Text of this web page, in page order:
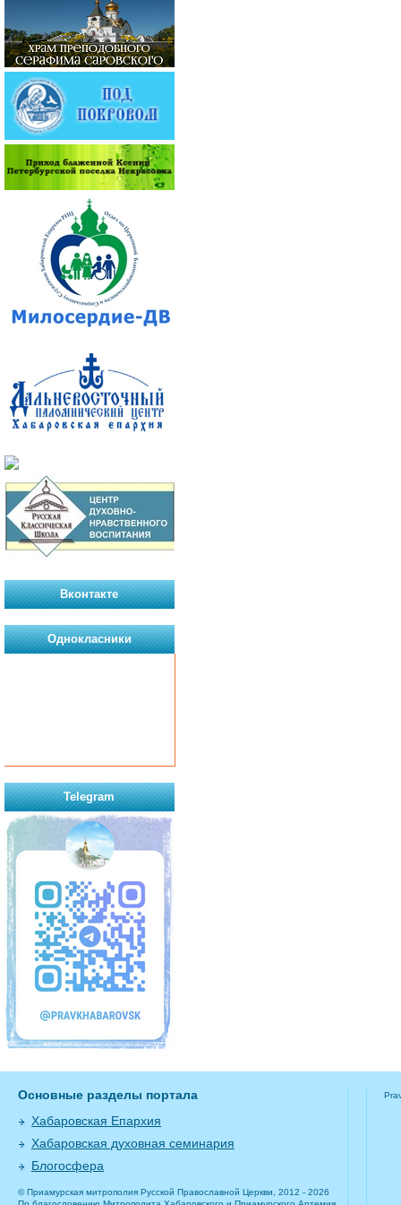
Вконтакте
Однокласники
Telegram
Основные разделы портала
Хабаровская Епархия
Хабаровская духовная семинария
Блогосфера
© Приамурская митрополия Русской Православной Церкви, 2012 - 2026